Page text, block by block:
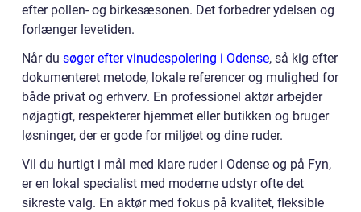
efter pollen- og birkesæsonen. Det forbedrer ydelsen og
forlænger levetiden.
Når du søger efter vinudespolering i Odense, så kig efter
dokumenteret metode, lokale referencer og mulighed for
både privat og erhverv. En professionel aktør arbejder
nøjagtigt, respekterer hjemmet eller butikken og bruger
løsninger, der er gode for miljøet og dine ruder.
Vil du hurtigt i mål med klare ruder i Odense og på Fyn,
er en lokal specialist med moderne udstyr ofte det
sikreste valg. En aktør med fokus på kvalitet, fleksible